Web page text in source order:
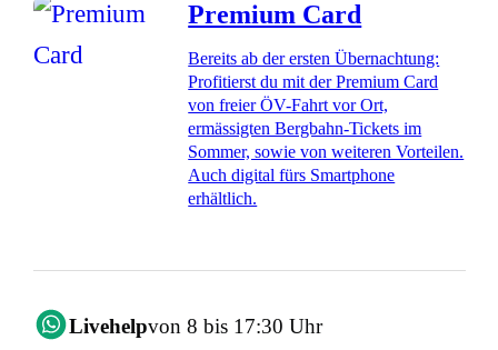
Premium Card
Bereits ab der ersten Übernachtung:
Profitierst du mit der Premium Card
von freier ÖV-Fahrt vor Ort,
ermässigten Bergbahn-Tickets im
Sommer, sowie von weiteren Vorteilen.
Auch digital fürs Smartphone
erhältlich.
Livehelpvon 8 bis 17:30 Uhr